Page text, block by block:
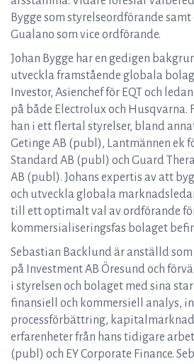
Bygge som styrelseordförande
Gualano som vice ordförande.
Johan Bygge har en gedigen
utveckla framstående globala
Investor, Asienchef för EQT och
på både Electrolux och Husqvarna.
han i ett flertal styrelser, bland
Getinge AB (publ), Lantmännen ek
Standard AB (publ) och Guard
AB (publ). Johans expertis av att
och utveckla globala
till ett optimalt val av ordförande
kommersialiseringsfas bolaget
Sebastian Backlund är anställd
på Investment AB Öresund och
i styrelsen och bolaget med sina
finansiell och kommersiell analys,
processförbättring,
erfarenheter från hans tidigare
(publ) och EY Corporate Finance.